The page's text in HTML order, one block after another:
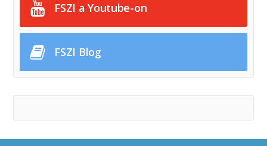
FSZI a Youtube-on
FSZI Blog